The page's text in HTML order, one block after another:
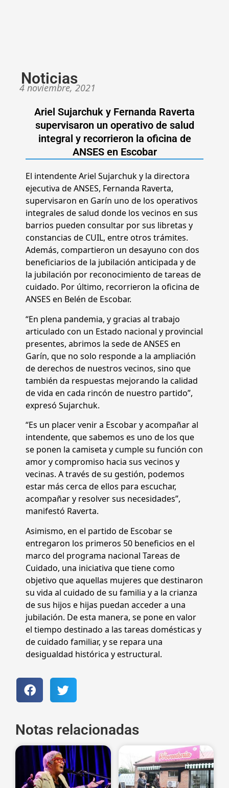
Noticias
4 noviembre, 2021
Ariel Sujarchuk y Fernanda Raverta
supervisaron un operativo de salud
integral y recorrieron la oficina de
ANSES en Escobar
El intendente Ariel Sujarchuk y la directora
ejecutiva de ANSES, Fernanda Raverta,
supervisaron en Garín uno de los operativos
integrales de salud donde los vecinos en sus
barrios pueden consultar por sus libretas y
constancias de CUIL, entre otros trámites.
Además, compartieron un desayuno con dos
beneficiarios de la jubilación anticipada y de
la jubilación por reconocimiento de tareas de
cuidado. Por último, recorrieron la oficina de
ANSES en Belén de Escobar.
“En plena pandemia, y gracias al trabajo
articulado con un Estado nacional y provincial
presentes, abrimos la sede de ANSES en
Garín, que no solo responde a la ampliación
de derechos de nuestros vecinos, sino que
también da respuestas mejorando la calidad
de vida en cada rincón de nuestro partido”,
expresó Sujarchuk.
“Es un placer venir a Escobar y acompañar al
intendente, que sabemos es uno de los que
se ponen la camiseta y cumple su función con
amor y compromiso hacia sus vecinos y
vecinas. A través de su gestión, podemos
estar más cerca de ellos para escuchar,
acompañar y resolver sus necesidades”,
manifestó Raverta.
Asimismo, en el partido de Escobar se
entregaron los primeros 50 beneficios en el
marco del programa nacional Tareas de
Cuidado, una iniciativa que tiene como
objetivo que aquellas mujeres que destinaron
su vida al cuidado de su familia y a la crianza
de sus hijos e hijas puedan acceder a una
jubilación. De esta manera, se pone en valor
el tiempo destinado a las tareas domésticas y
de cuidado familiar, y se repara una
desigualdad histórica y estructural.
Notas relacionadas